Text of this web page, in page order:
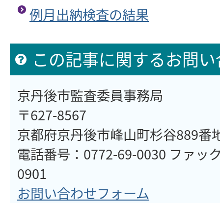
例月出納検査の結果
この記事に関するお問
京丹後市監査委員事務局
〒627-8567
京都府京丹後市峰山町杉谷889番
電話番号：0772-69-0030 ファッ
0901
お問い合わせフォーム